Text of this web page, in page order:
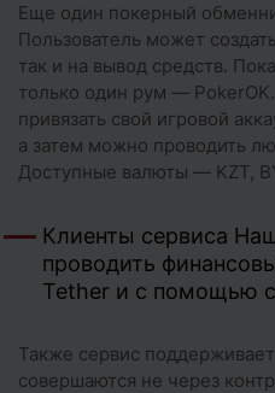
Еще один покерный
Пользователь может
так и на вывод средств.
только один рум —
привязать свой игровой
а затем можно проводить
Доступные валюты — KZT,
Клиенты сервиса
проводить
Tether и с помощью
Также сервис
совершаются не через